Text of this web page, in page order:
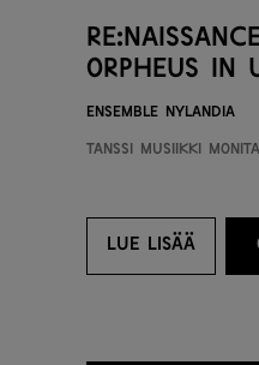
Orpheus in
Ensemble Nylandia
Tanssi Musiikki
LUE LISÄÄ
LUE LISÄÄ